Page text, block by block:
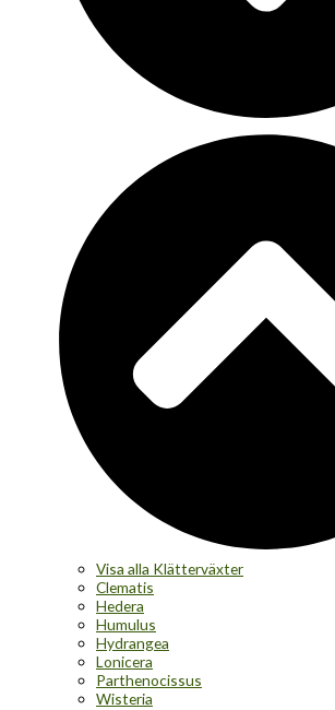
Visa alla Klätterväxter
Clematis
Hedera
Humulus
Hydrangea
Lonicera
Parthenocissus
Wisteria